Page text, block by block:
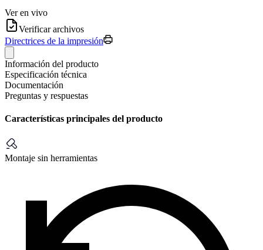
Ver en vivo
Verificar archivos
Directrices de la impresión
Información del producto
Especificación técnica
Documentación
Preguntas y respuestas
Características principales del producto
Montaje sin herramientas